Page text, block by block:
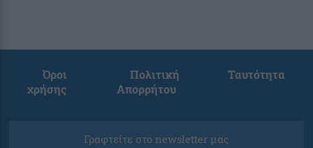
Όροι
χρήσης
Πολιτική
Απορρήτου
Ταυτότητα
Γραφτείτε στο newsletter μας